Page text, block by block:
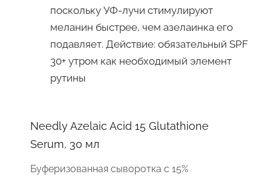
поскольку УФ-лучи стимулируют
меланин быстрее, чем азелаинка его
подавляет. Действие: обязательный SPF
30+ утром как необходимый элемент
рутины
Needly Azelaic Acid 15 Glutathione
Serum, 30 мл
Буферизованная сыворотка с 15%